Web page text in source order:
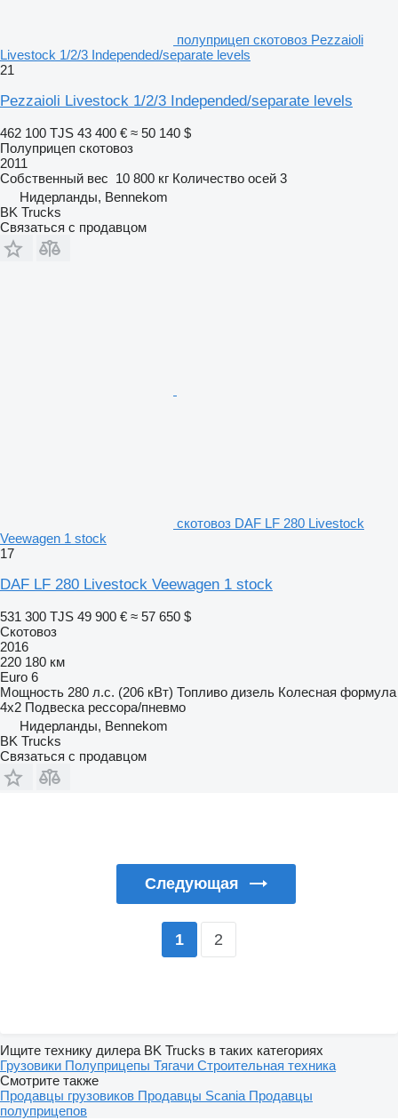
полуприцеп скотовоз Pezzaioli
Livestock 1/2/3 Independed/separate levels
21
Pezzaioli Livestock 1/2/3 Independed/separate levels
462 100 TJS 43 400 € ≈ 50 140 $
Полуприцеп скотовоз
2011
Собственный вес 10 800 кг Количество осей 3
Нидерланды, Bennekom
BK Trucks
Связаться с продавцом
скотовоз DAF LF 280 Livestock
Veewagen 1 stock
17
DAF LF 280 Livestock Veewagen 1 stock
531 300 TJS 49 900 € ≈ 57 650 $
Скотовоз
2016
220 180 км
Euro 6
Мощность 280 л.с. (206 кВт) Топливо дизель Колесная формула
4x2 Подвеска рессора/пневмо
Нидерланды, Bennekom
BK Trucks
Связаться с продавцом
Следующая
1 2
Ищите технику дилера BK Trucks в таких категориях
Грузовики Полуприцепы Тягачи Строительная техника
Смотрите также
Продавцы грузовиков Продавцы Scania Продавцы
полуприцепов